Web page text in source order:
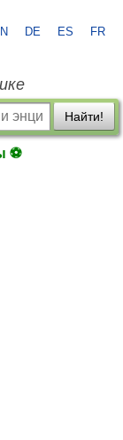
DE ES FR
Найти!
⚽